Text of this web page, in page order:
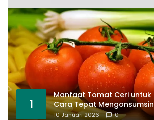
1
Manfaat Tomat Ceri untuk
Cara Tepat
10 Januari 2026 0